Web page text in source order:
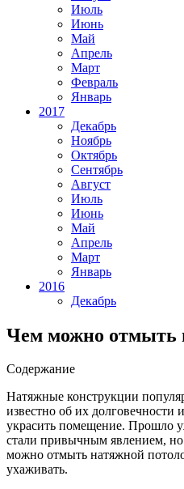
Июль
Июнь
Май
Апрель
Март
Февраль
Январь
2017
Декабрь
Ноябрь
Октябрь
Сентябрь
Август
Июль
Июнь
Май
Апрель
Март
Январь
2016
Декабрь
Чем можно отмыть
Содержание
Натяжные конструкции
известно об их
украсить помещение. Прошло
стали привычным явлением,
можно отмыть натяжной
ухаживать.